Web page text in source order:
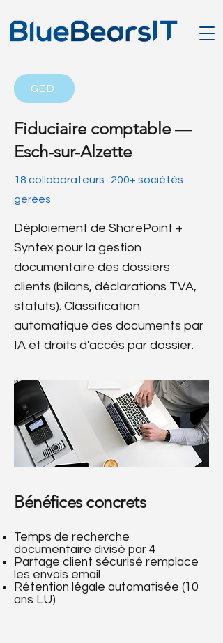
GED
Fiduciaire comptable —
Esch-sur-Alzette
18 collaborateurs · 200+ sociétés
gérées
Déploiement de SharePoint +
Syntex pour la gestion
documentaire des dossiers
clients (bilans, déclarations TVA,
statuts). Classification
automatique des documents par
IA et droits d'accès par dossier.
Bénéfices concrets
Temps de recherche
documentaire divisé par 4
Partage client sécurisé remplace
les envois email
Rétention légale automatisée (10
ans LU)